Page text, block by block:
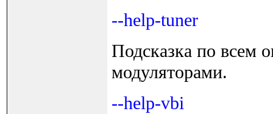
--help-tuner
Подсказка по всем
модуляторами.
--help-vbi